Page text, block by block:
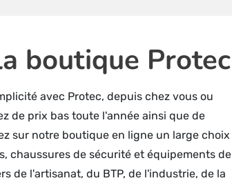
boutique Protec
avec Protec, depuis chez vous ou
de prix bas toute l'année ainsi que de
sur notre boutique en ligne un large choix
chaussures de sécurité et équipements de
de l'artisanat, du BTP, de l'industrie, de la